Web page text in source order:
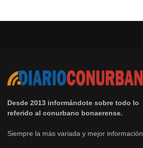
Desde 2013 informándote sobre todo lo
referido al conurbano bonaerense.
Siempre la más variada y mejor información.